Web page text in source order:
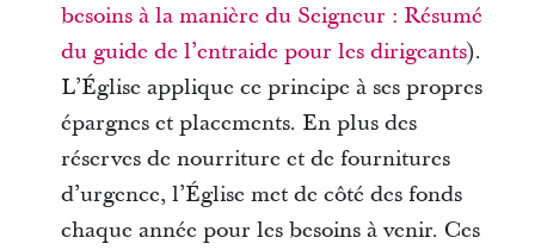
besoins à la manière du Seigneur : Résumé
du guide de l’entraide pour les dirigeants).
L’Église applique ce principe à ses propres
épargnes et placements. En plus des
réserves de nourriture et de fournitures
d’urgence, l’Église met de côté des fonds
chaque année pour les besoins à venir. Ces